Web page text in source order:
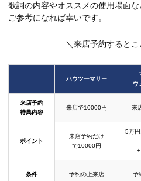
歌詞の内容やオススメの使用場面な
ご参考になれば幸いです。
＼来店予約すると
ハウツーマリー
ウ
来店予約
特典内容
来店で10000円 来
ポイント
来店予約だけ
で10000円
5万
条件 予約の上来店 予